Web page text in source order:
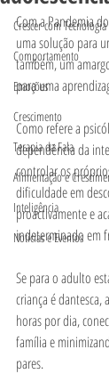
Crescer com Tecnologia
Comportamento
Emoções
Crescimento
Terapia da Fala
Alimentação e
Inteligência
Notícias e Eventos
Com a Pandemia
uma solução para
também, um
para uma
Como refere a
dependência da
controlar os
dificuldade em
proactivamente e
indeterminado em
Se para o adulto
criança é
horas por dia,
família e
pares.